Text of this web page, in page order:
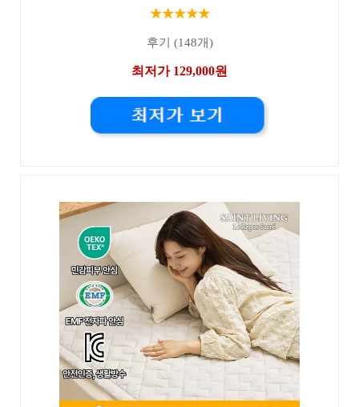
★★★★★
후기 (148개)
최저가 129,000원